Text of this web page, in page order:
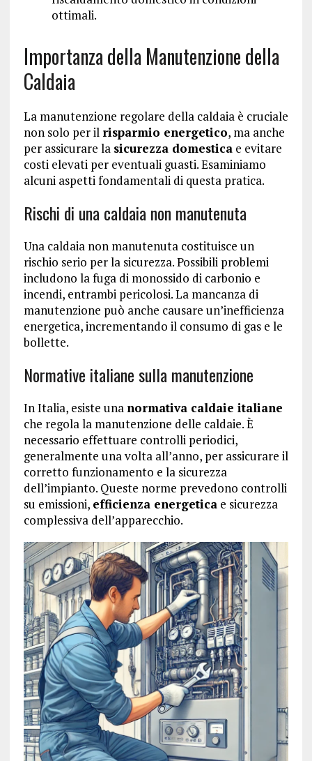
ottimali.
Importanza della Manutenzione della
Caldaia
La manutenzione regolare della caldaia è cruciale
non solo per il risparmio energetico, ma anche
per assicurare la sicurezza domesticae evitare
costi elevati per eventuali guasti. Esaminiamo
alcuni aspetti fondamentali di questa pratica.
Rischi di una caldaia non manutenuta
Una caldaia non manutenuta costituisce un
rischio serio per la sicurezza. Possibili problemi
includono la fuga di monossido di carbonio e
incendi, entrambi pericolosi. La mancanza di
manutenzione può anche causare un’inefficienza
energetica, incrementando il consumo di gas e le
bollette.
Normative italiane sulla manutenzione
In Italia, esiste una normativa caldaie italiane
che regola la manutenzione delle caldaie. È
necessario effettuare controlli periodici,
generalmente una volta all’anno, per assicurare il
corretto funzionamento e la sicurezza
dell’impianto. Queste norme prevedono controlli
su emissioni, efficienza energeticae sicurezza
complessiva dell’apparecchio.